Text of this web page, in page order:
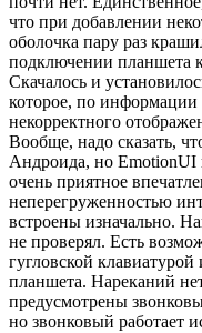
что при добавлении
оболочка пару раз
подключении планшета
Скачалось и
которое, по информации
некорректного
Вообще, надо сказать,
Андроида, но EmotionUI
очень приятное
неперегруженностью
встроены изначально.
не проверял. Есть
гугловской
планшета. Нареканий
предусмотрены
но звонковый работает